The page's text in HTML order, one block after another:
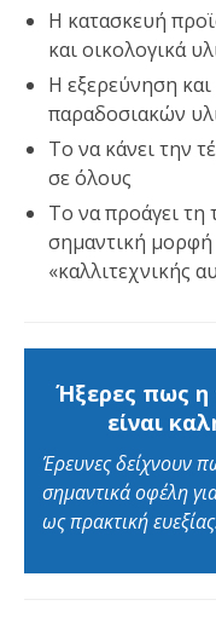
Η κατασκευή
και οικολογικά
Η εξερεύνηση
παραδοσιακών
Το να κάνει την
σε όλους
Το να προάγει τη
σημαντική
«καλλιτεχνικής
Ήξερες πως η
είναι
Έρευνες δείχνουν
σημαντικά οφέλη
ως πρακτική